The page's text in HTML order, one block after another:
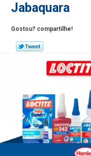
Jabaquara
Gostou? compartilhe!